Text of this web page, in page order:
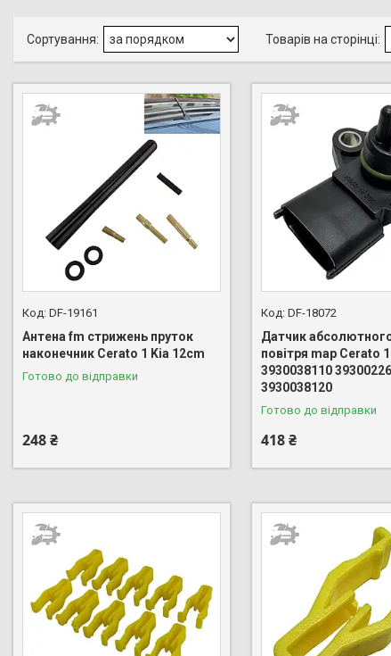
DF-19161
Антена fm стрижень пруток
наконечник Cerato 1 Kia 12cm
Готово до відправки
248 ₴
DF-18072
Датчик
повітря map Cerato
3930038110
3930038120
Готово до відправки
418 ₴